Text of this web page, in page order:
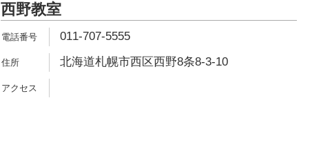
西野教室
011-707-5555
北海道札幌市西区西野8条8-3-10